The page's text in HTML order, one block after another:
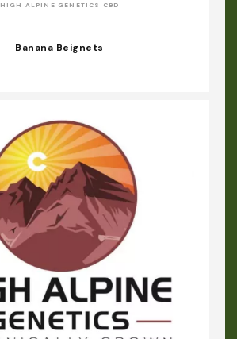
HIGH ALPINE GENETICS CBD
Banana Beignets